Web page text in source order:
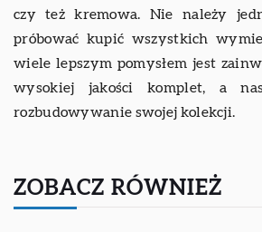
czy też kremowa. Nie należy
próbować kupić wszystkich
wiele lepszym pomysłem jest
wysokiej jakości komplet, a
rozbudowywanie swojej kolekcji.
ZOBACZ RÓWNIEŻ